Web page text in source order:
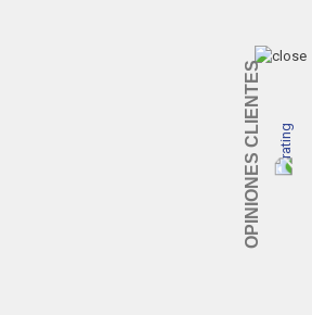
OPINIONES CLIENTES